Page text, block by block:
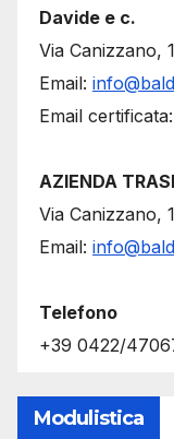
Davide e c.
Via Canizzano,
Email:
Email certificata:
AZIENDA
Via Canizzano,
Email:
Telefono
+39 0422/
Modulistica